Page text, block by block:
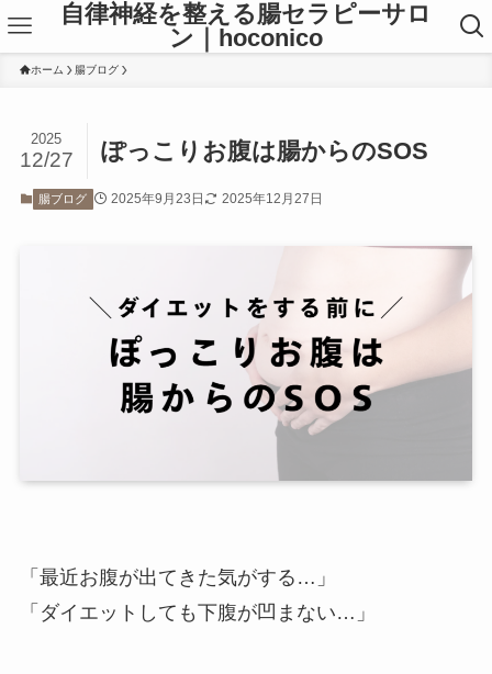
自律神経を整える腸セラピーサロ
ン｜hoconico
ホーム 腸ブログ
ぽっこりお腹は腸からのSOS
2025
12/27
腸ブログ 2025年9月23日 2025年12月27日
「最近お腹が出てきた気がする…」
「ダイエットしても下腹が凹まない…」